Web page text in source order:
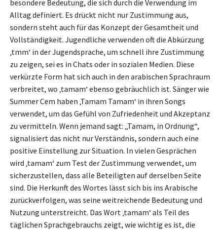
besondere Bedeutung, die sich durch die Verwendung im
Alltag definiert. Es drückt nicht nur Zustimmung aus,
sondern steht auch für das Konzept der Gesamtheit und
Vollständigkeit. Jugendliche verwenden oft die Abkürzung
‚tmm‘ in der Jugendsprache, um schnell ihre Zustimmung
zu zeigen, sei es in Chats oder in sozialen Medien. Diese
verkürzte Form hat sich auch in den arabischen Sprachraum
verbreitet, wo ‚tamam‘ ebenso gebräuchlich ist. Sänger wie
Summer Cem haben ‚Tamam Tamam‘ in ihren Songs
verwendet, um das Gefühl von Zufriedenheit und Akzeptanz
zu vermitteln. Wenn jemand sagt: „Tamam, in Ordnung“,
signalisiert das nicht nur Verständnis, sondern auch eine
positive Einstellung zur Situation. In vielen Gesprächen
wird ‚tamam‘ zum Test der Zustimmung verwendet, um
sicherzustellen, dass alle Beteiligten auf derselben Seite
sind. Die Herkunft des Wortes lässt sich bis ins Arabische
zurückverfolgen, was seine weitreichende Bedeutung und
Nutzung unterstreicht. Das Wort ‚tamam‘ als Teil des
täglichen Sprachgebrauchs zeigt, wie wichtig es ist, die